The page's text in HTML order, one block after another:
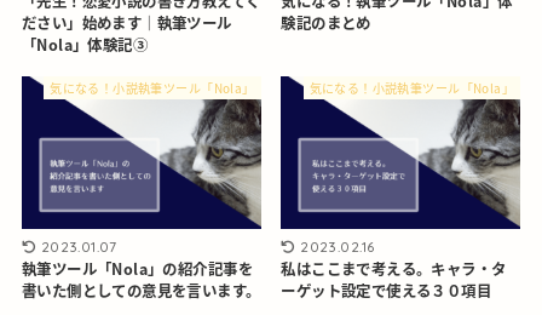
ださい」始めます｜執筆ツール
「Nola」体験記③
験記のまとめ
気になる！小説執筆ツール「Nola」
2023.01.07
執筆ツール「Nola」の紹介記事を
書いた側としての意見を言います。
気になる！小説執筆ツール「Nola」
2023.02.16
私はここまで考える。キャラ・タ
ーゲット設定で使える３０項目